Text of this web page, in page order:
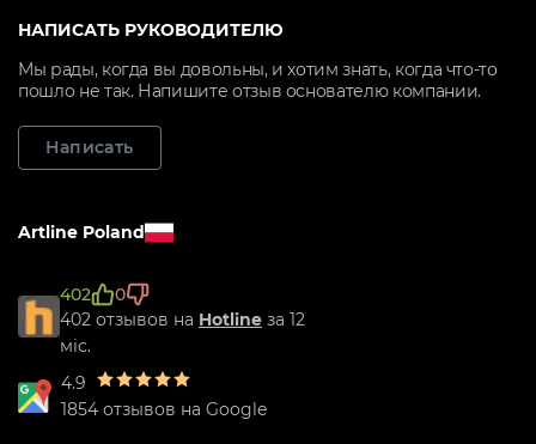
НАПИСАТЬ РУКОВОДИТЕЛЮ
Мы рады, когда вы довольны, и хотим знать, когда что-то
пошло не так. Напишите отзыв основателю компании.
Написать
Artline Poland
402
0
402 отзывов на Hotline за 12
міс.
4.9
1854 отзывов на Google